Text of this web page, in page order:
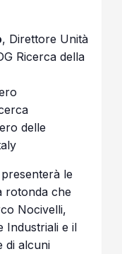
, Direttore Unità
Ricerca della
delle
le
rotonda che
Nocivelli,
Industriali e il
di alcuni